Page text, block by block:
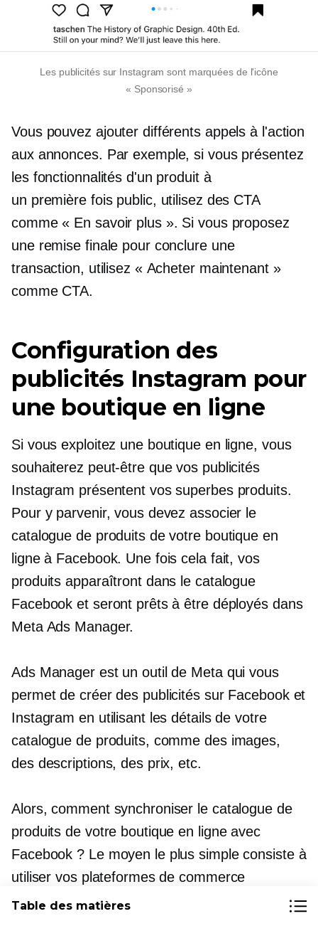
Les publicités sur Instagram sont marquées de l'icône
« Sponsorisé »
Vous pouvez ajouter différents appels à l'action
aux annonces. Par exemple, si vous présentez
les fonctionnalités d'un produit à
un première foispublic, utilisez des CTA
comme « En savoir plus ». Si vous proposez
une remise finale pour conclure une
transaction, utilisez « Acheter maintenant »
comme CTA.
Configuration des
publicités Instagram pour
une boutique en ligne
Si vous exploitez une boutique en ligne, vous
souhaiterez peut-être que vos publicités
Instagram présentent vos superbes produits.
Pour y parvenir, vous devez associer le
catalogue de produits de votre boutique en
ligne à Facebook. Une fois cela fait, vos
produits apparaîtront dans le catalogue
Facebook et seront prêts à être déployés dans
Meta Ads Manager.
Ads Manager est un outil de Meta qui vous
permet de créer des publicités sur Facebook et
Instagram en utilisant les détails de votre
catalogue de produits, comme des images,
des descriptions, des prix, etc.
Alors, comment synchroniser le catalogue de
produits de votre boutique en ligne avec
Facebook ? Le moyen le plus simple consiste à
utiliser vos plateformes de commerce
électronique. Certains d'entre eux ont des
Table des matières